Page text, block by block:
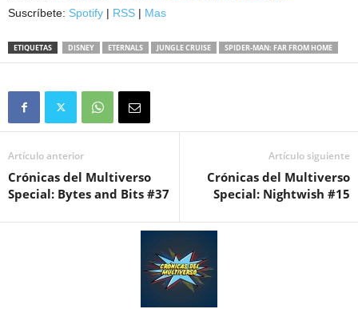
Suscríbete: Spotify | RSS | Mas
ETIQUETAS DISNEY ETERNALS JUNGLE CRUISE SPIDER-MAN: FAR FROM HOME
Artículo anterior
Crónicas del Multiverso
Special: Bytes and Bits #37
Artículo siguiente
Crónicas del Multiverso
Special: Nightwish #15